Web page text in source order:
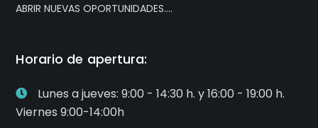
ABRIR NUEVAS OPORTUNIDADES….
Horario de apertura:
Lunes a jueves: 9:00 - 14:30 h. y 16:00 - 19:00 h.
Viernes 9:00-14:00h